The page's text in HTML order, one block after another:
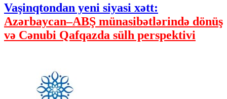
Vaşinqtondan yeni siyasi xətt:
Azərbaycan–ABŞ münasibətlərində dönüş
və Cənubi Qafqazda sülh perspektivi